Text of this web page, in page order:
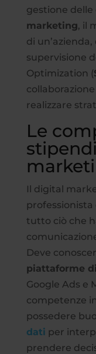
gestione
marketing, il
di un’azienda,
supervisione
Optimization (
realizzare
Le
Il digital
tutto ciò che
Deve
piattaforme
Google Ads e
competenze
possedere
dati per
prendere